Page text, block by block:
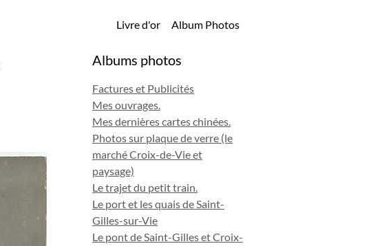
Livre d'or Album Photos
Albums photos
Factures et Publicités
Mes ouvrages.
Mes dernières cartes chinées.
Photos sur plaque de verre (le
marché Croix-de-Vie et
paysage)
Le trajet du petit train.
Le port et les quais de Saint-
Gilles-sur-Vie
Le pont de Saint-Gilles et Croix-